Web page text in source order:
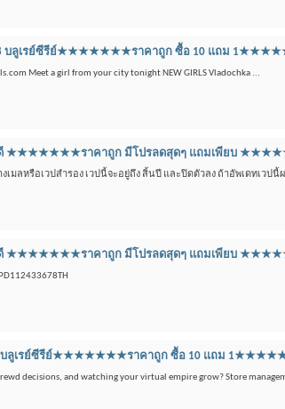
บลูเรย์ซีรีย์★★★★★★★ราคาถูก ซื้อ 10 แถม
Meet a girl from your city tonight NEW GIRLS Vladochka ...
วีดี ★★★★★★★ราคาถูก มีโปรลดสุดๆ แถมเพียบ
ลหรือเวปสำรอง เวปนี้จะอยู่ถึง สิ้นปี และปิดตัวลง ถ้าอัพเดทเวปนี้
วีดี ★★★★★★★ราคาถูก มีโปรลดสุดๆ แถมเพียบ
บลูเรย์ซีรีย์★★★★★★★ราคาถูก ซื้อ 10 แถม
decisions, and watching your virtual empire grow? Store